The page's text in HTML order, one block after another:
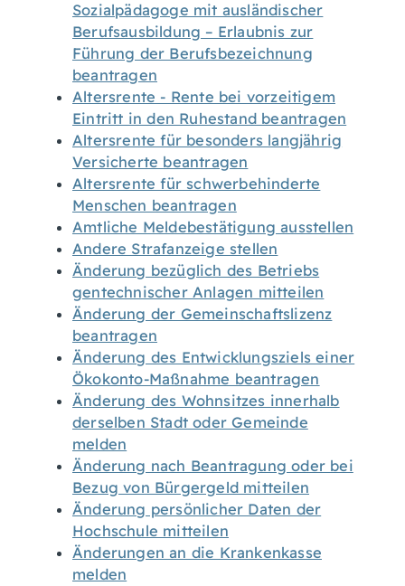
Sozialpädagoge mit ausländischer
Berufsausbildung – Erlaubnis zur
Führung der Berufsbezeichnung
beantragen
Altersrente - Rente bei vorzeitigem
Eintritt in den Ruhestand beantragen
Altersrente für besonders langjährig
Versicherte beantragen
Altersrente für schwerbehinderte
Menschen beantragen
Amtliche Meldebestätigung ausstellen
Andere Strafanzeige stellen
Änderung bezüglich des Betriebs
gentechnischer Anlagen mitteilen
Änderung der Gemeinschaftslizenz
beantragen
Änderung des Entwicklungsziels einer
Ökokonto-Maßnahme beantragen
Änderung des Wohnsitzes innerhalb
derselben Stadt oder Gemeinde
melden
Änderung nach Beantragung oder bei
Bezug von Bürgergeld mitteilen
Änderung persönlicher Daten der
Hochschule mitteilen
Änderungen an die Krankenkasse
melden